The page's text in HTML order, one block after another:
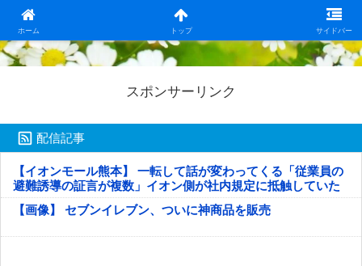
ホーム トップ サイドバー
日本第一！ニュース録
スポンサーリンク
配信記事
【イオンモール熊本】 一転して話が変わってくる「従業員の
避難誘導の証言が複数」イオン側が社内規定に抵触していた
疑い
【画像】 セブンイレブン、ついに神商品を販売